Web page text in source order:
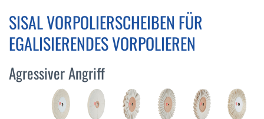
SISAL VORPOLIERSCHEIBEN FÜR
EGALISIERENDES VORPOLIEREN
Agressiver Angriff